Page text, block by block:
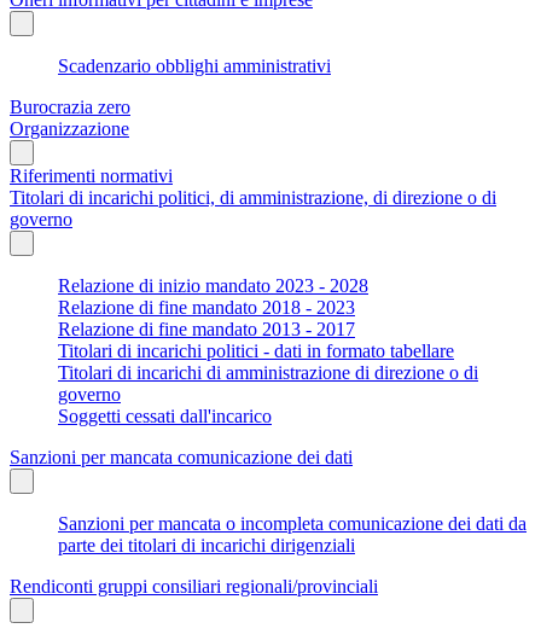
Scadenzario obblighi amministrativi
Burocrazia zero
Organizzazione
Riferimenti normativi
Titolari di incarichi politici, di amministrazione, di direzione o di
governo
Relazione di inizio mandato 2023 - 2028
Relazione di fine mandato 2018 - 2023
Relazione di fine mandato 2013 - 2017
Titolari di incarichi politici - dati in formato tabellare
Titolari di incarichi di amministrazione di direzione o di
governo
Soggetti cessati dall'incarico
Sanzioni per mancata comunicazione dei dati
Sanzioni per mancata o incompleta comunicazione dei dati da
parte dei titolari di incarichi dirigenziali
Rendiconti gruppi consiliari regionali/provinciali